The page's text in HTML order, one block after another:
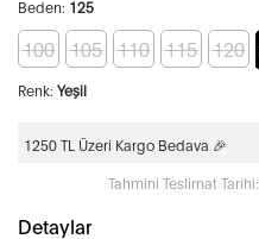
Beden: 125
100 105 110 115 120
Renk: Yeşil
1250 TL Üzeri Kargo Bedava 🎉
Tahmini Teslimat Tarihi:
Detaylar